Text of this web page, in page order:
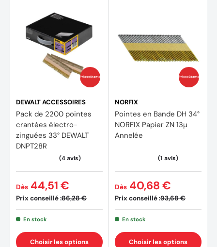
Prix coûtants
DEWALT ACCESSOIRES
Pack de 2200 pointes
crantées électro-
zinguées 33° DEWALT
DNPT28R
Prix conseillé :86,28 €
Dès 44,51 €
En stock
Choisir les options
Prix coûtants
NORFIX
Pointes en Bande DH 34°
NORFIX Papier ZN 13µ
Annelée
Prix conseillé :93,68 €
Dès 40,68 €
En stock
Choisir les options